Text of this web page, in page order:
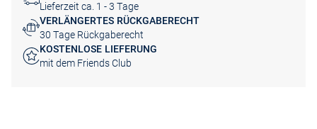
Lieferzeit ca. 1 - 3 Tage
VERLÄNGERTES RÜCKGABERECHT
30 Tage Rückgaberecht
KOSTENLOSE LIEFERUNG
mit dem Friends Club